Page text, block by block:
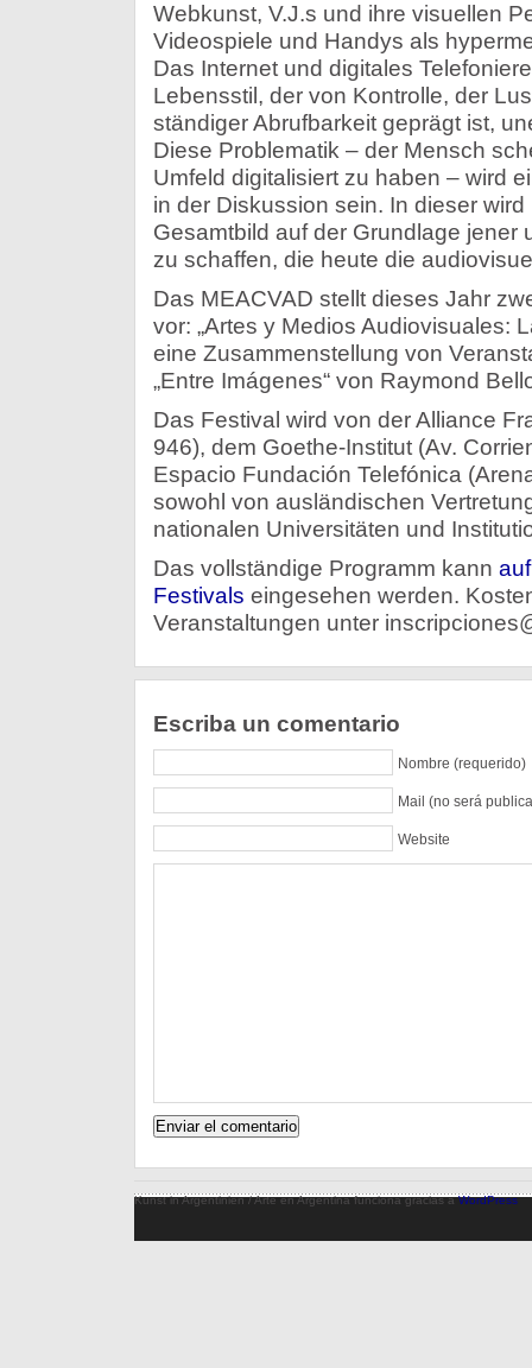
Webkunst, V.J.s und ihre visuellen
Videospiele und Handys als
Das Internet und digitales
Lebensstil, der von Kontrolle, der
ständiger Abrufbarkeit geprägt ist,
Diese Problematik – der Mensch
Umfeld digitalisiert zu haben – wird
in der Diskussion sein. In dieser
Gesamtbild auf der Grundlage jener
zu schaffen, die heute die
Das MEACVAD stellt dieses Jahr
vor: „Artes y Medios Audiovisuales:
eine Zusammenstellung von
„Entre Imágenes“ von Raymond
Das Festival wird von der Alliance
946), dem Goethe-Institut (Av.
Espacio Fundación Telefónica
sowohl von ausländischen
nationalen Universitäten und
Das vollständige Programm kann
Festivals eingesehen werden.
Veranstaltungen unter
Escriba un comentario
Nombre (requerido)
Mail (no será
Website
Kunst in Argentinien / Arte en Argentina funciona gracias aWordPress